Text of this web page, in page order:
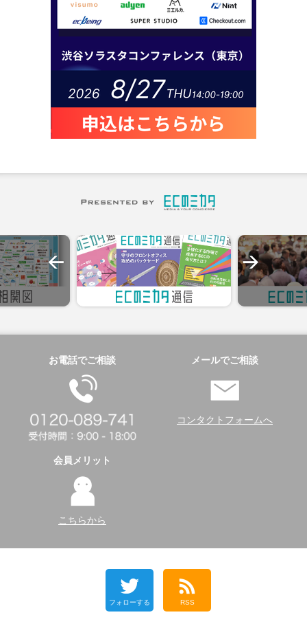
お電話でご相談 メールでご相談
コンタクトフォームへ
会員メリット
こちらから
フォローする RSS